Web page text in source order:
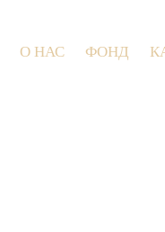
О НАС ФОНД